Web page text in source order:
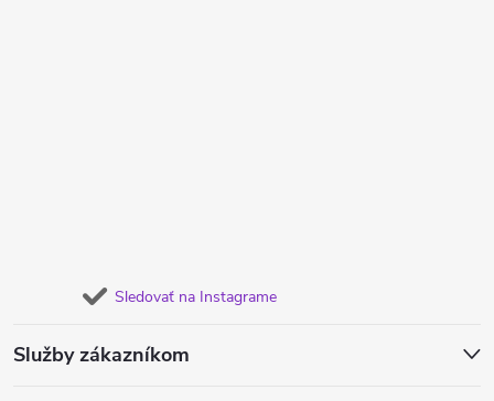
Sledovať na Instagrame
Služby zákazníkom